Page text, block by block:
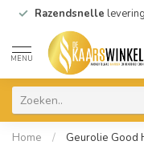
Razendsnelle
MENU
Home /
Geurolie Good